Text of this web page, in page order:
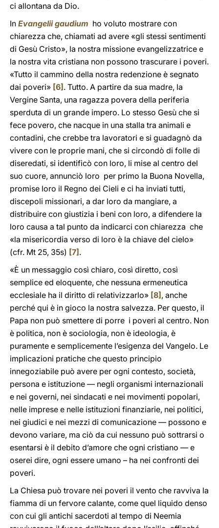
ci allontana da Dio.
In Evangelii gaudium ho voluto mostrare con
chiarezza che, chiamati ad avere «gli stessi sentimenti
di Gesù Cristo», la nostra missione evangelizzatrice e
la nostra vita cristiana non possono trascurare i poveri.
«Tutto il cammino della nostra redenzione è segnato
dai poveri» [6] . Tutto. A partire da sua madre, la
Vergine Santa, una ragazza povera della periferia
sperduta di un grande impero. Lo stesso Gesù che si
fece povero, che nacque in una stalla tra animali e
contadini, che crebbe tra lavoratori e si guadagnò da
vivere con le proprie mani, che si circondò di folle di
diseredati, si identificò con loro, li mise al centro del
suo cuore, annunciò loro per primo la Buona Novella,
promise loro il Regno dei Cieli e ci ha inviati tutti,
discepoli missionari, a dar loro da mangiare, a
distribuire con giustizia i beni con loro, a difendere la
loro causa a tal punto da indicarci con chiarezza che
«la misericordia verso di loro è la chiave del cielo»
(cfr. Mt 25, 35s) [7] .
«È un messaggio così chiaro, così diretto, così
semplice ed eloquente, che nessuna ermeneutica
ecclesiale ha il diritto di relativizzarlo» [8] , anche
perché qui è in gioco la nostra salvezza. Per questo, il
Papa non può smettere di porre i poveri al centro. Non
è politica, non è sociologia, non è ideologia, è
puramente e semplicemente l’esigenza del Vangelo. Le
implicazioni pratiche che questo principio
innegoziabile può avere per ogni contesto, società,
persona e istituzione — negli organismi internazionali
e nei governi, nei sindacati e nei movimenti popolari,
nelle imprese e nelle istituzioni finanziarie, nei politici,
nei giudici e nei mezzi di comunicazione — possono e
devono variare, ma ciò da cui nessuno può sottrarsi o
esentarsi è il debito d’amore che ogni cristiano — e
oserei dire, ogni essere umano – ha nei confronti dei
poveri.
La Chiesa può trovare nei poveri il vento che ravviva la
fiamma di un fervore calante, come quel liquido denso
con cui gli antichi sacerdoti al tempo di Neemia